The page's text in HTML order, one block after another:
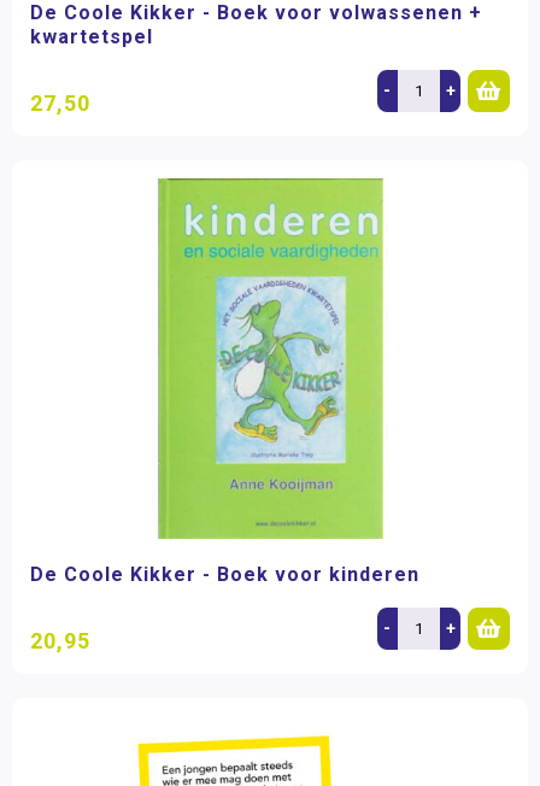
De Coole Kikker - Boek voor volwassenen +
kwartetspel
27,50 - +
De Coole Kikker - Boek voor kinderen
20,95 - +